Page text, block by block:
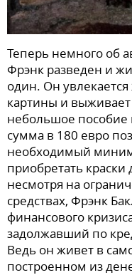
Теперь немного об
Фрэнк разведен и
один. Он
картины и
небольшое пособие
сумма в 180 евро
необходимый
приобретать
несмотря на
средствах, Фрэнк
финансового
задолжавший по
Ведь он живет в
построенном из